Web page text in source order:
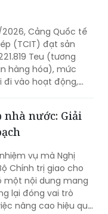
Cảng Quốc tế
(TCIT) đạt sản
Teu (tương
hàng hóa), mức
đi vào hoạt động,
về sản lượng mà
lực vận hành, khả
cảnh thị trường vận
ứng toàn cầu
nước: Giải
vụ mà Nghị
Chính trị giao cho
một nội dung mang
lại đóng vai trò
nâng cao hiệu quả